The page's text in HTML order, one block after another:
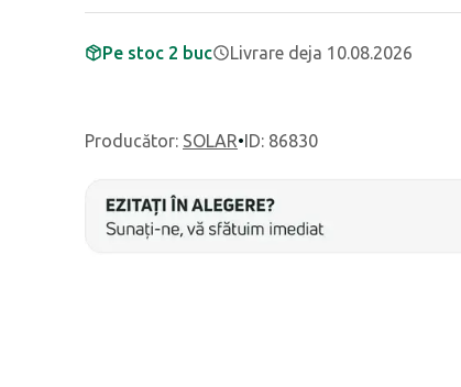
Pe stoc 2 buc Livrare deja 10.08.2026
Producător: SOLAR•ID: 86830